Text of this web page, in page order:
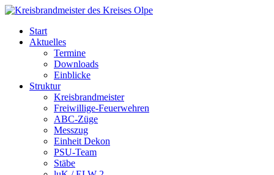
Skip
contentStart
Aktuelles
Termine
Downloads
Einblicke
Struktur
Kreisbrandmeister
Freiwillige-Feuerwehren
ABC-Züge
Messzug
Einheit Dekon
PSU-Team
Stäbe